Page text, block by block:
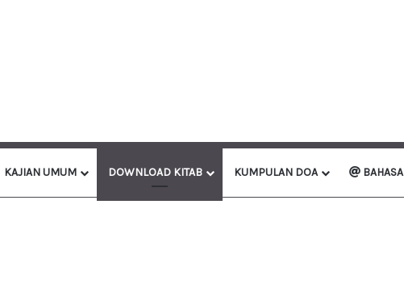
KAJIAN UMUM DOWNLOAD KITAB KUMPULAN DOA BAHASA